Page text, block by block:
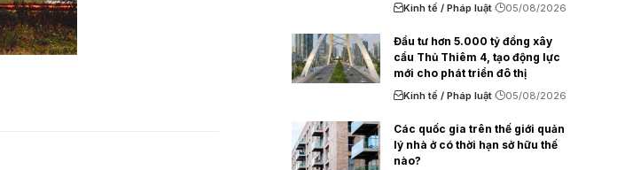
Kinh tế / Pháp luật 05/08/2026
Đầu tư hơn 5.000 tỷ đồng xây
cầu Thủ Thiêm 4, tạo động lực
mới cho phát triển đô thị
Kinh tế / Pháp luật 05/08/2026
Các quốc gia trên thế giới quản
lý nhà ở có thời hạn sở hữu thế
nào?